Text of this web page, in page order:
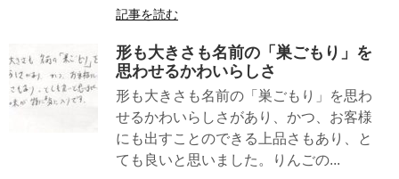
記事を読む
形も大きさも名前の「巣ごもり」を
思わせるかわいらしさ
形も大きさも名前の「巣ごもり」を思わ
せるかわいらしさがあり、かつ、お客様
にも出すことのできる上品さもあり、と
ても良いと思いました。りんごの...